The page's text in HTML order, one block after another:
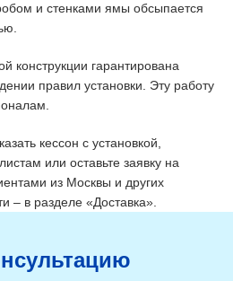
и стенками ямы обсыпается
конструкции гарантирована
правил установки. Эту работу
кессон с установкой,
или оставьте заявку на
из Москвы и других
– в разделе «Доставка».